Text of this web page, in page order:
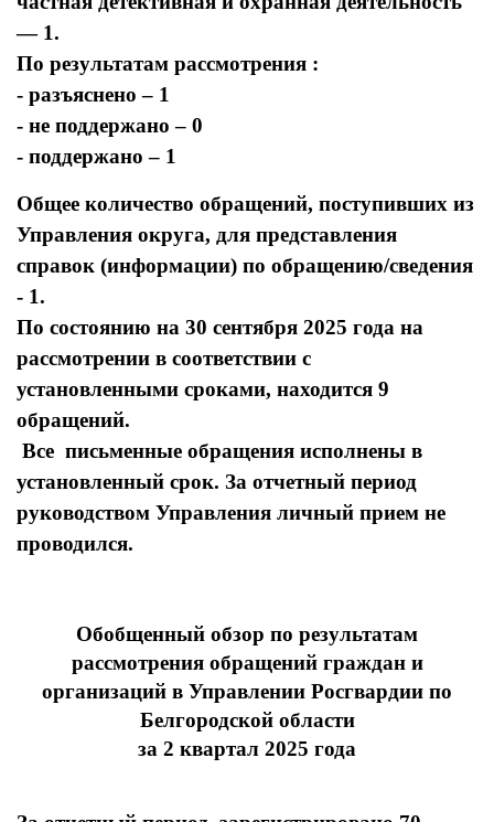
— 1.
По результатам рассмотрения :
- разъяснено – 1
- не поддержано – 0
- поддержано – 1
Общее количество обращений, поступивших из
Управления округа, для представления
справок (информации) по обращению/сведения
- 1.
По состоянию на 30 сентября 2025 года на
рассмотрении в соответствии с
установленными сроками, находится 9
обращений.
Все письменные обращения исполнены в
установленный срок. За отчетный период
руководством Управления личный прием не
проводился.
Обобщенный обзор по результатам
рассмотрения обращений граждан и
организаций в Управлении Росгвардии по
Белгородской области
за 2 квартал 2025 года